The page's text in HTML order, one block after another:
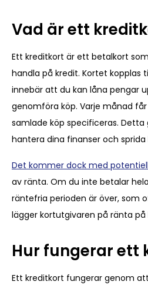
Vad är ett
Ett kreditkort är ett betalkort
handla på kredit. Kortet kopplas
innebär att du kan låna pengar
genomföra köp. Varje månad
samlade köp specificeras.
hantera dina finanser och
Det kommer dock med
av ränta. Om du inte betalar
räntefria perioden är över, som
lägger kortutgivaren på ränta
Hur fungerar ett
Ett kreditkort fungerar genom